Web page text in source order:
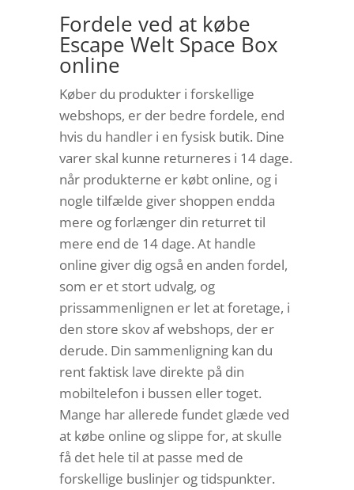
Fordele ved at købe
Escape Welt Space Box
online
Køber du produkter i forskellige
webshops, er der bedre fordele, end
hvis du handler i en fysisk butik. Dine
varer skal kunne returneres i 14 dage.
når produkterne er købt online, og i
nogle tilfælde giver shoppen endda
mere og forlænger din returret til
mere end de 14 dage. At handle
online giver dig også en anden fordel,
som er et stort udvalg, og
prissammenlignen er let at foretage, i
den store skov af webshops, der er
derude. Din sammenligning kan du
rent faktisk lave direkte på din
mobiltelefon i bussen eller toget.
Mange har allerede fundet glæde ved
at købe online og slippe for, at skulle
få det hele til at passe med de
forskellige buslinjer og tidspunkter.